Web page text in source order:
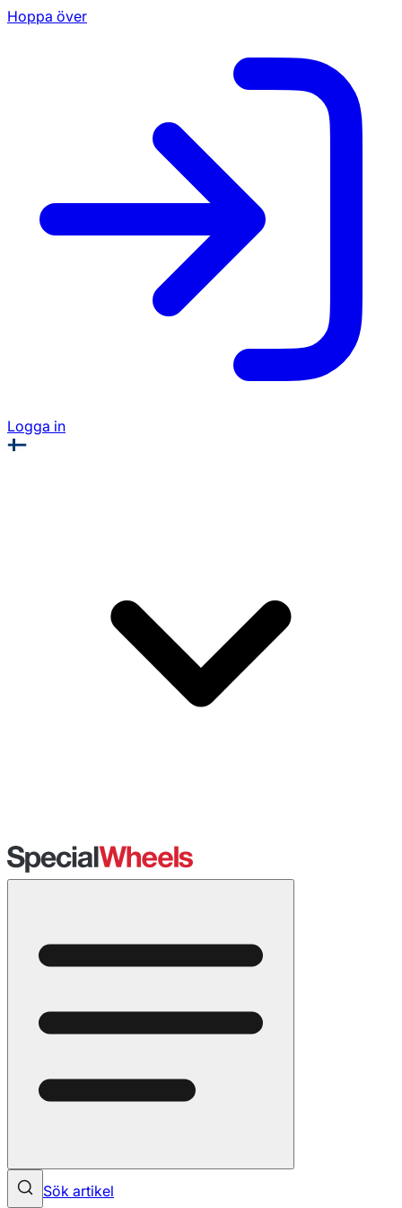
Hoppa över
Logga in
Sök artikel